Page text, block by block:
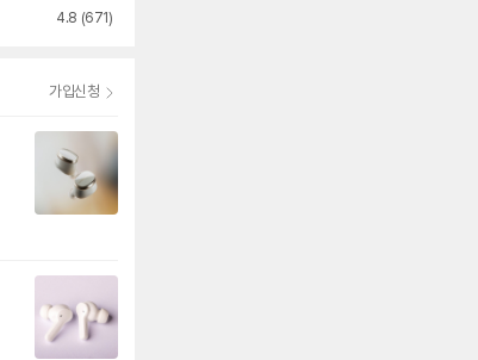
4.8 (671)
가입신청